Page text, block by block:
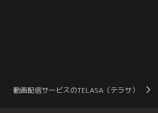
動画配信サービスのTELASA（テラサ）